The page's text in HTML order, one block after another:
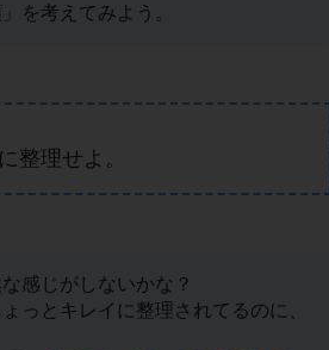
を考えてみよう。
整理せよ。
感じがしないかな？
っとキレイに整理されてるのに、